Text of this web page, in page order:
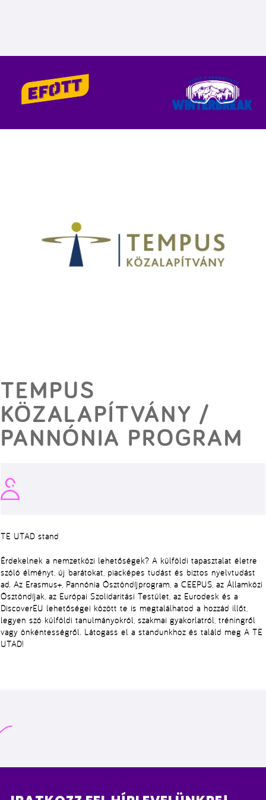
TEMPUS
KÖZALAPÍTVÁNY /
PANNÓNIA PROGRAM
TE UTAD stand
Érdekelnek a nemzetközi lehetőségek? A külföldi tapasztalat életre
szóló élményt, új barátokat, piacképes tudást és biztos nyelvtudást
ad. Az Erasmus+, Pannónia Ösztöndíjprogram, a CEEPUS, az Államközi
Ösztöndíjak, az Európai Szolidaritási Testület, az Eurodesk és a
DiscoverEU lehetőségei között te is megtalálhatod a hozzád illőt,
legyen szó külföldi tanulmányokról, szakmai gyakorlatról, tréningről
vagy önkéntességről. Látogass el a standunkhoz és találd meg A TE
UTAD!